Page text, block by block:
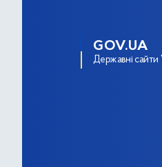
GOV.UA
Державні сайти